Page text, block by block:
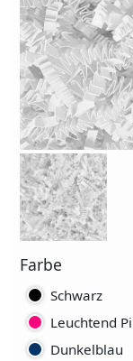
Farbe
Schwarz
Leuchtend
Dunkelblau